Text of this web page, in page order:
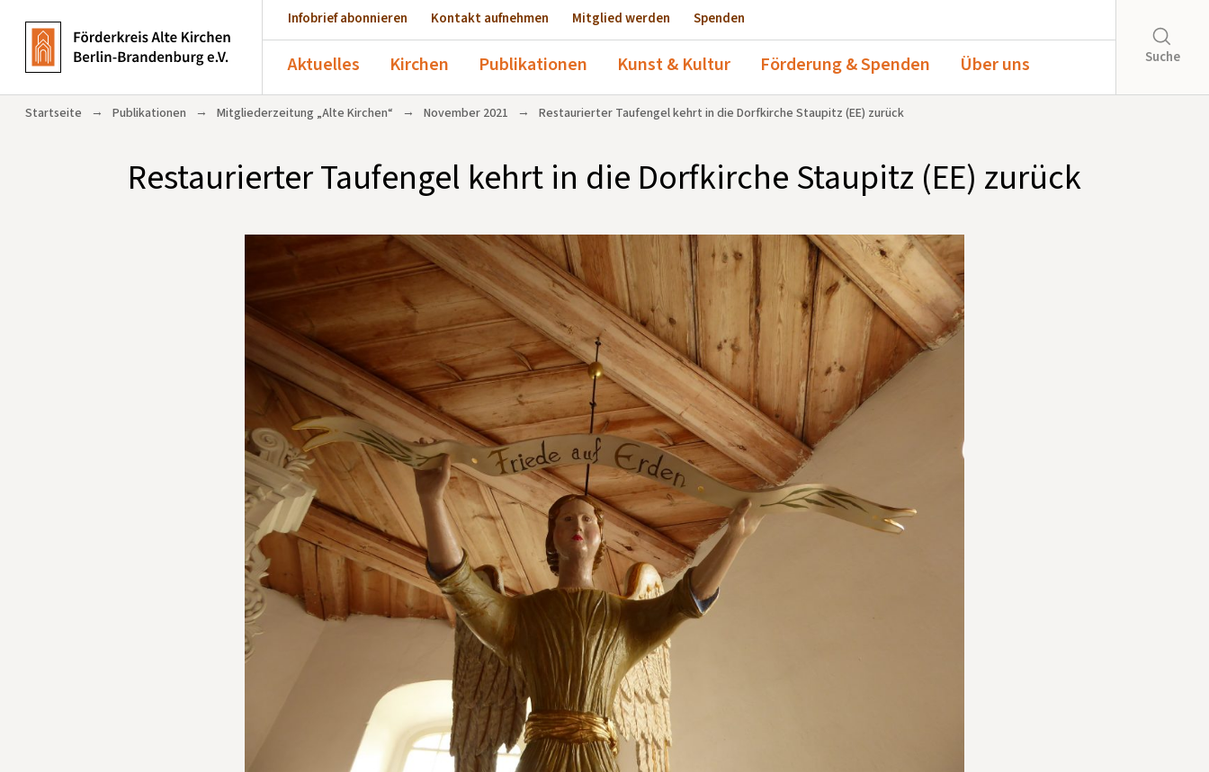
Infobrief abonnieren Kontakt aufnehmen Mitglied werden Spenden
Aktuelles Kirchen Publikationen Kunst & Kultur Förderung & Spenden Über uns Suche
Startseite → Publikationen → Mitgliederzeitung „Alte Kirchen“ → November 2021 → Restaurierter Taufengel kehrt in die Dorfkirche Staupitz (EE) zurück
Restaurierter Taufengel kehrt in die Dorfkirche Staupitz (EE) zurück